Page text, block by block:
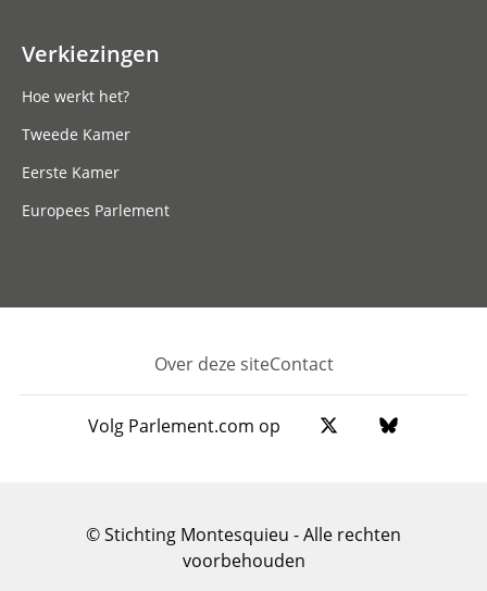
Verkiezingen
Hoe werkt het?
Tweede Kamer
Eerste Kamer
Europees Parlement
Footer
Over deze siteContact
Volg Parlement.com op
© Stichting Montesquieu - Alle rechten
voorbehouden